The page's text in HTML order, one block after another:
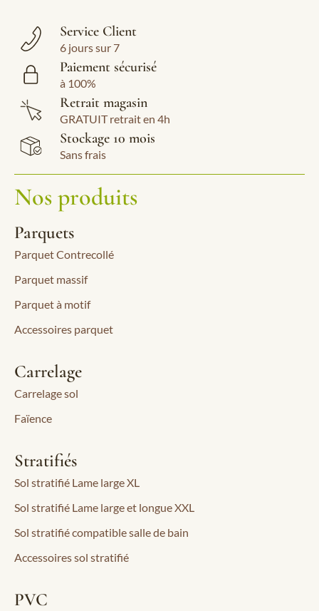
Service Client
6 jours sur 7
Paiement sécurisé
à 100%
Retrait magasin
GRATUIT retrait en 4h
Stockage 10 mois
Sans frais
Nos produits
Parquets
Parquet Contrecollé
Parquet massif
Parquet à motif
Accessoires parquet
Carrelage
Carrelage sol
Faïence
Stratifiés
Sol stratifié Lame large XL
Sol stratifié Lame large et longue XXL
Sol stratifié compatible salle de bain
Accessoires sol stratifié
PVC